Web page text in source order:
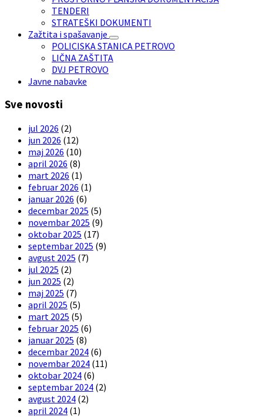
TENDERI
STRATEŠKI DOKUMENTI
Zažtita i spašavanje
POLICISKA STANICA PETROVO
LIČNA ZAŠTITA
DVJ PETROVO
Javne nabavke
Sve novosti
jul 2026 (2)
jun 2026 (12)
maj 2026 (10)
april 2026 (8)
mart 2026 (1)
februar 2026 (1)
januar 2026 (6)
decembar 2025 (5)
novembar 2025 (9)
oktobar 2025 (17)
septembar 2025 (9)
avgust 2025 (7)
jul 2025 (2)
jun 2025 (2)
maj 2025 (7)
april 2025 (5)
mart 2025 (5)
februar 2025 (6)
januar 2025 (8)
decembar 2024 (6)
novembar 2024 (11)
oktobar 2024 (6)
septembar 2024 (2)
avgust 2024 (2)
april 2024 (1)